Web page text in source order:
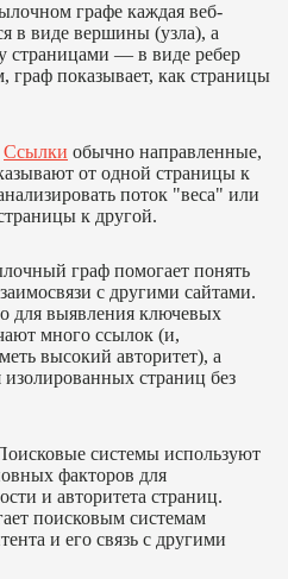
графе каждая веб-
в виде вершины (узла), а
страницами — в виде ребер
граф показывает, как страницы
Ссылки обычно направленные,
от одной страницы к
поток "веса" или
к другой.
граф помогает понять
с другими сайтами.
для выявления ключевых
много ссылок (и,
высокий авторитет), а
страниц без
системы используют
факторов для
и авторитета страниц.
поисковым системам
и его связь с другими